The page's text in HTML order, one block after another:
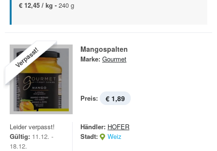
€ 12,45 / kg - 240 g
Verpasst! Mango­spalten
Marke: Gourmet
Preis: € 1,89
Leider verpasst!
Gültig: 11.12. -
18.12.
Händler: HOFER
Stadt:
Weiz